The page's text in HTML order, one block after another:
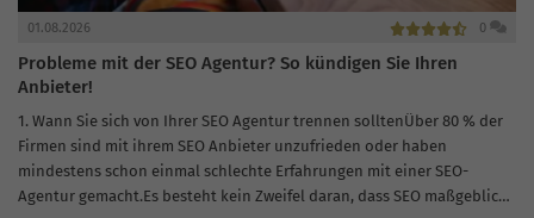
01.08.2026 0
Probleme mit der SEO Agentur? So kündigen Sie Ihren
Anbieter!
1. Wann Sie sich von Ihrer SEO Agentur trennen solltenÜber 80 % der
Firmen sind mit ihrem SEO Anbieter unzufrieden oder haben
mindestens schon einmal schlechte Erfahrungen mit einer SEO-
Agentur gemacht.Es besteht kein Zweifel daran, dass SEO maßgeblich